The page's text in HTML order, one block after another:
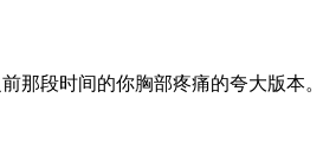
段时间的你胸部疼痛的夸大版本